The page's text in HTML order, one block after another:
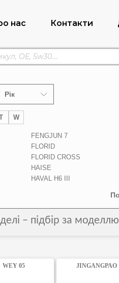
нас Контакти
Рік
W
FENGJUN 7
FLORID
FLORID CROSS
HAISE
HAVAL H6 III
– підбір за
WEY 05 JINGANGPAO